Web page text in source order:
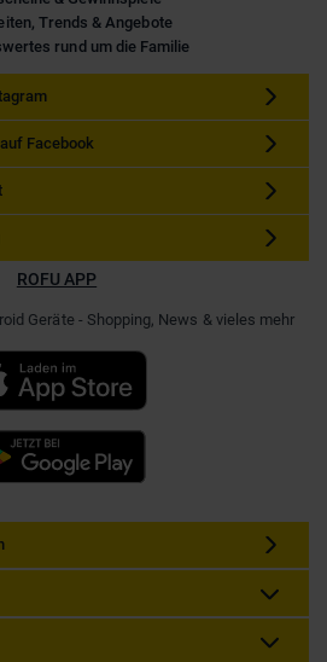
Trends & Angebote
rund um die Familie
Facebook
ROFU APP
Geräte - Shopping, News & vieles mehr